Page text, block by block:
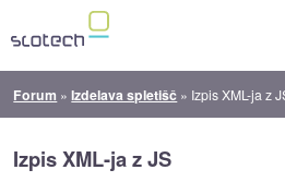
Forum »Izdelava spletišč » Izpis XML-ja z
Izpis XML-ja z JS